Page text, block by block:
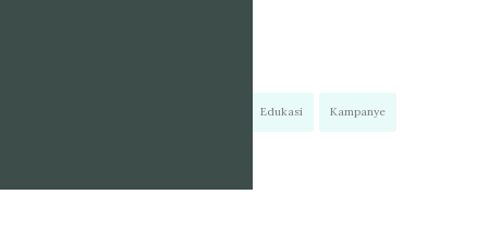
Edukasi Kampanye